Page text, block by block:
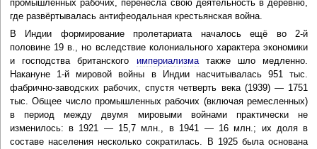
промышленных рабочих, перенесла свою деятельность в деревню,
где развёртывалась антифеодальная крестьянская война.
В Индии формирование пролетариата началось ещё во 2-й
половине 19 в., но вследствие колониального характера экономики
и господства британского империализматакже шло медленно.
Накануне 1-й мировой войны в Индии насчитывалась 951 тыс.
фабрично-заводских рабочих, спустя четверть века (1939) — 1751
тыс. Общее число промышленных рабочих (включая ремесленных)
в период между двумя мировыми войнами практически не
изменилось: в 1921 — 15,7 млн., в 1941 — 16 млн.; их доля в
составе населения несколько сократилась. В 1925 была основана